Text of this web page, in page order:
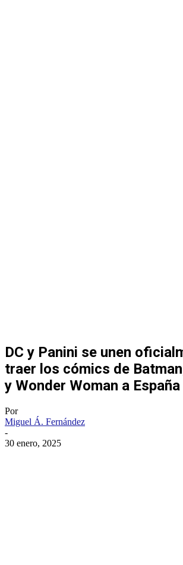
DC y Panini se unen
traer los cómics de
y Wonder Woman a España
Por
Miguel Á. Fernández
-
30 enero, 2025